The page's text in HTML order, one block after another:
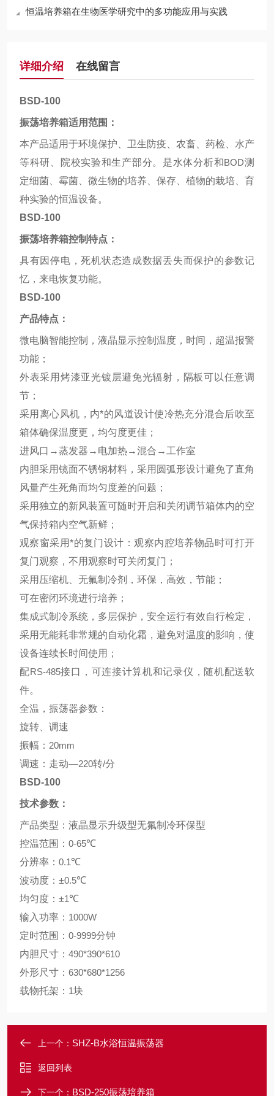
恒温培养箱在生物医学研究中的多功能应用与实践
详细介绍 在线留言
BSD-100
振荡培养箱适用范围：
本产品适用于环境保护、卫生防疫、农畜、药检、水产
等科研、院校实验和生产部分。是水体分析和BOD测
定细菌、霉菌、微生物的培养、保存、植物的栽培、育
种实验的恒温设备。
BSD-100
振荡培养箱控制特点：
具有因停电，死机状态造成数据丢失而保护的参数记
忆，来电恢复功能。
BSD-100
产品特点：
微电脑智能控制，液晶显示控制温度，时间，超温报警
功能；
外表采用烤漆亚光镀层避免光辐射，隔板可以任意调
节；
采用离心风机，内*的风道设计使冷热充分混合后吹至
箱体确保温度更，均匀度更佳；
进风口→蒸发器→电加热→混合→工作室
内胆采用镜面不锈钢材料，采用圆弧形设计避免了直角
风量产生死角而均匀度差的问题；
采用独立的新风装置可随时开启和关闭调节箱体内的空
气保持箱内空气新鲜；
观察窗采用*的复门设计：观察内腔培养物品时可打开
复门观察，不用观察时可关闭复门；
采用压缩机、无氟制冷剂，环保，高效，节能；
可在密闭环境进行培养；
集成式制冷系统，多层保护，安全运行有效自行检定，
采用无能耗非常规的自动化霜，避免对温度的影响，使
设备连续长时间使用；
配RS-485接口，可连接计算机和记录仪，随机配送软
件。
全温，振荡器参数：
旋转、调速
振幅： 20mm
调速：走动—220转/分
BSD-100
技术参数：
产品类型：液晶显示升级型无氟制冷环保型
控温范围： 0-65℃
分辨率： 0.1℃
波动度：±0.5℃
均匀度：±1℃
输入功率： 1000W
定时范围： 0-9999分钟
内胆尺寸： 490*390*610
外形尺寸： 630*680*1256
载物托架： 1块
上一个： SHZ-B水浴恒温振荡器
返回列表
下一个： BSD-250振荡培养箱